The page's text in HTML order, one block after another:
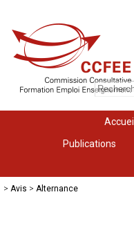
Accueil
Publications
> Avis > Alternance